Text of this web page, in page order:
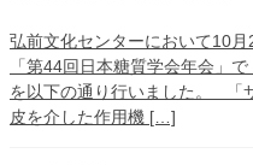
弘前文化センターにおいて10
「第44回日本糖質学会年会」
を以下の通り行いました。 「
皮を介した作用機 […]